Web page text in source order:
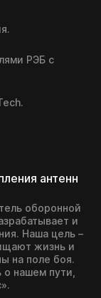
РЭБ с
антенн
оборонной
и
Наша цель –
жизнь и
на поле боя.
нашем пути,